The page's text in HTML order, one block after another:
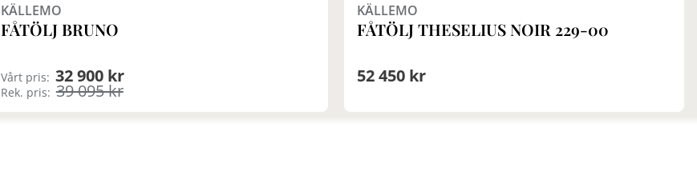
KÄLLEMO
FÅTÖLJ BRUNO
Vårt pris: 32 900 kr
Rek. pris: 39 095 kr
KÄLLEMO
FÅTÖLJ THESELIUS NOIR 229-00
52 450 kr